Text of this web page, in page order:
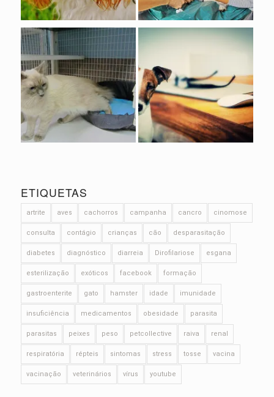
ETIQUETAS
artrite aves cachorros campanha cancro cinomose
consulta contágio crianças cão desparasitação
diabetes diagnóstico diarreia Dirofilariose esgana
esterilização exóticos facebook formação
gastroenterite gato hamster idade imunidade
insuficiência medicamentos obesidade parasita
parasitas peixes peso petcollective raiva renal
respiratória répteis sintomas stress tosse vacina
vacinação veterinários vírus youtube